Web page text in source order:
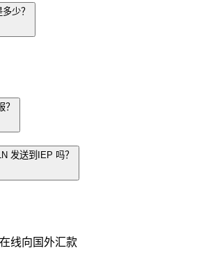
少？
发送到IEP 吗？
线向国外汇款